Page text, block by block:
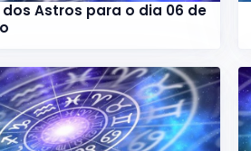
dos Astros para o dia 06 de